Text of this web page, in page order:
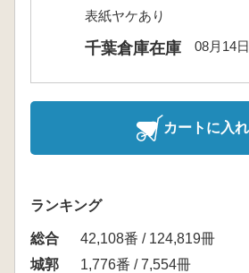
表紙ヤケあり
千葉倉庫在庫 08月14
カートに入
ランキング
総合
42,108番 / 124,819冊
城郭
1,776番 / 7,554冊